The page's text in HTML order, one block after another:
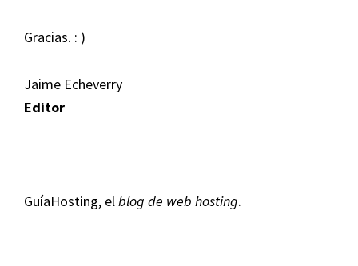
Gracias. : )
Jaime Echeverry
Editor
GuíaHosting, elblog de web hosting.